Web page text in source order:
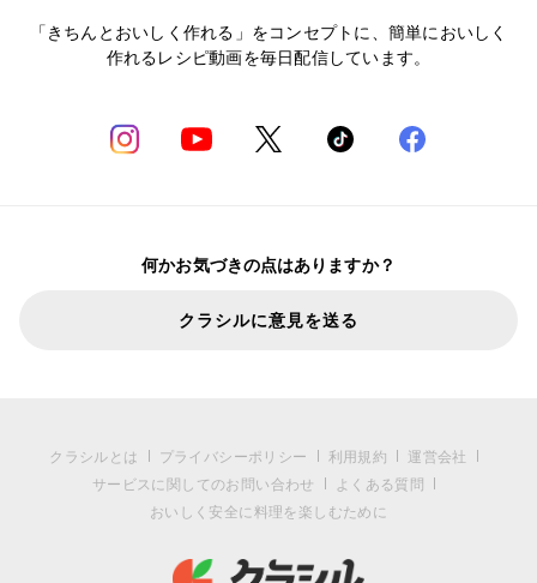
「きちんとおいしく作れる」をコンセプトに、簡単においしく
作れるレシピ動画を毎日配信しています。
何かお気づきの点はありますか？
クラシルに意見を送る
クラシルとは プライバシーポリシー 利用規約
運営会社
サービスに関してのお問い合わせ
よくある質問
おいしく安全に料理を楽しむために